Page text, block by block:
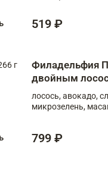
519 ₽
г
Филадельфия
двойным
лосось, авокадо,
микрозелень,
799 ₽